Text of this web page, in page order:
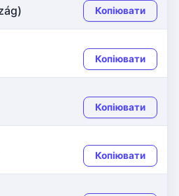
Копіювати
Копіювати
Копіювати
Копіювати